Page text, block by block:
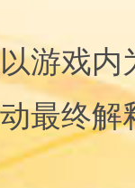
游戏
最终解